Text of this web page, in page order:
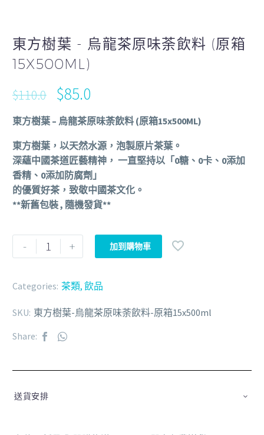
東方樹葉 - 烏龍茶原味荼飲料 (原箱
15X500ML)
$110.0 $85.0
東方樹葉 – 烏龍茶原味荼飲料 (原箱15x500ML)
東方樹葉，以天然水源，泡製原片茶葉。
深蘊中國茶道匠藝精神， 一直堅持以「0糖、0卡、0添加
香精、0添加防腐劑」
的優質好茶，致敬中國茶文化。
**新舊包裝 , 隨機發貨**
- + 加到購物車
Categories: 茶類, 飲品
SKU: 東方樹葉-烏龍茶原味荼飲料-原箱15x500ml
Share:
送貨安排